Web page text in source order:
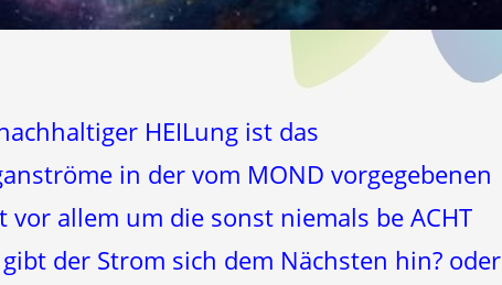
HEILung ist das
in der vom MOND vorgegebenen
vor allem um die sonst niemals be ACHT
der Strom sich dem Nächsten hin? oder